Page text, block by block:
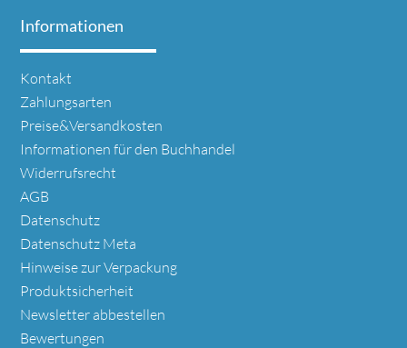
Informationen
Navigation
überspringen
Kontakt
Zahlungsarten
Preise&Versandkosten
Informationen für den Buchhandel
Widerrufsrecht
AGB
Datenschutz
Datenschutz Meta
Hinweise zur Verpackung
Produktsicherheit
Newsletter abbestellen
Bewertungen